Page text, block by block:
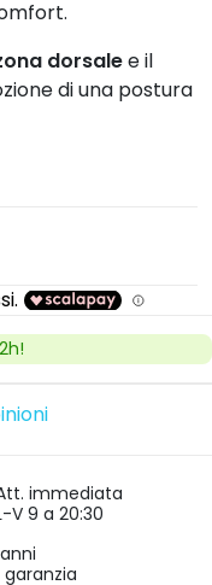
delle pressioni
dorsale
di una postura